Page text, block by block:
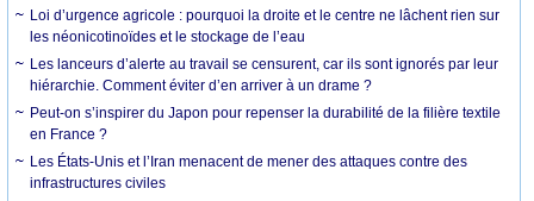
Loi d’urgence agricole : pourquoi la droite et le centre ne lâchent rien sur
les néonicotinoïdes et le stockage de l’eau
Les lanceurs d’alerte au travail se censurent, car ils sont ignorés par leur
hiérarchie. Comment éviter d’en arriver à un drame ?
Peut-on s’inspirer du Japon pour repenser la durabilité de la filière textile
en France ?
Les États-Unis et l’Iran menacent de mener des attaques contre des
infrastructures civiles